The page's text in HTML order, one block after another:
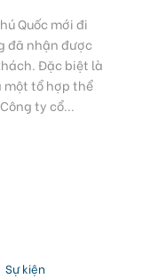
Quốc mới đi
đã nhận được
Đặc biệt là
một tổ hợp thể
ty cổ...
Sự kiện